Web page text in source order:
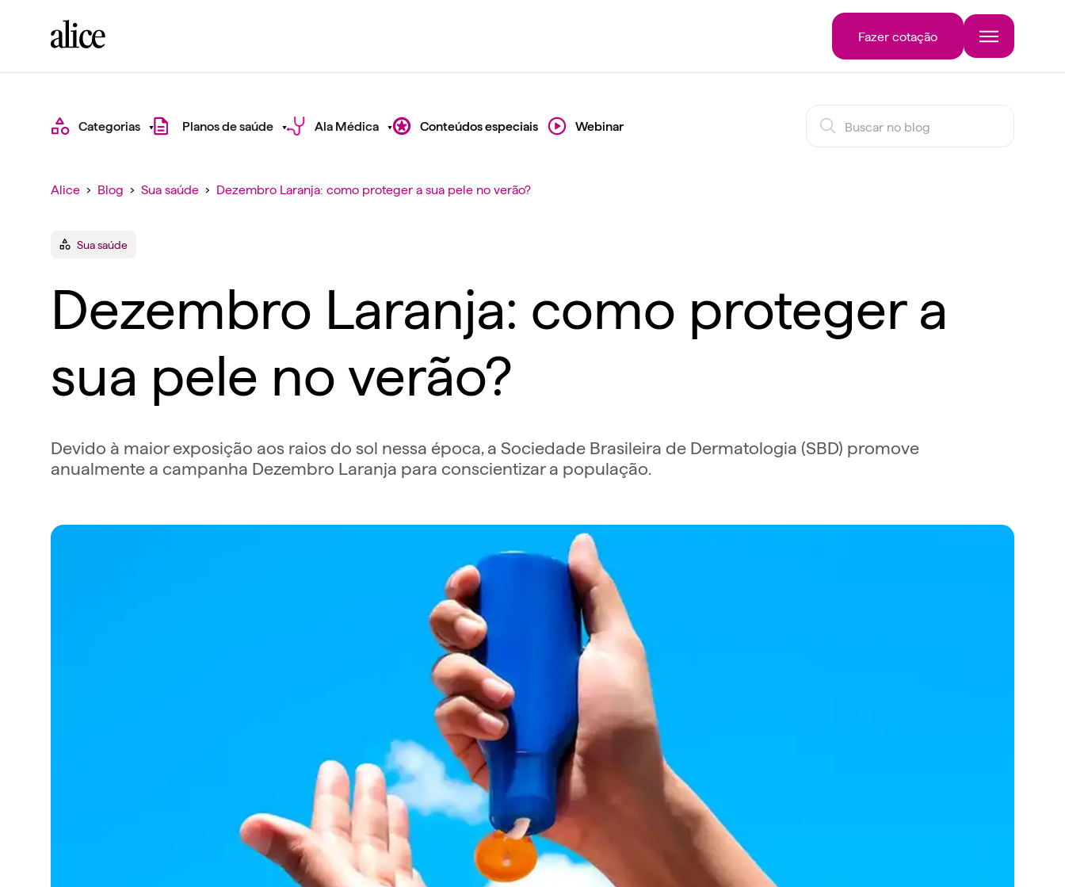
Fazer cotação
Categorias Planos de saúde Ala Médica Conteúdos especiais Webinar
Alice › Blog › Sua saúde › Dezembro Laranja: como proteger a sua pele no verão?
Sua saúde
Dezembro Laranja: como proteger a
sua pele no verão?
Devido à maior exposição aos raios do sol nessa época, a Sociedade Brasileira de Dermatologia (SBD) promove
anualmente a campanha Dezembro Laranja para conscientizar a população.